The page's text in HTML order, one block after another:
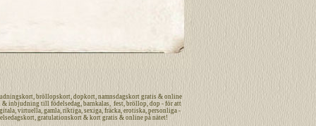
, bröllopskort, dopkort, namnsdagskort gratis& online
& inbjudning till födelsedag, barnkalas, fest, bröllop, dop - för att
, virtuella, gamla, riktiga, sexiga, fräcka, erotiska,personliga-
, gratulationskort& kort gratis & online på nätet!